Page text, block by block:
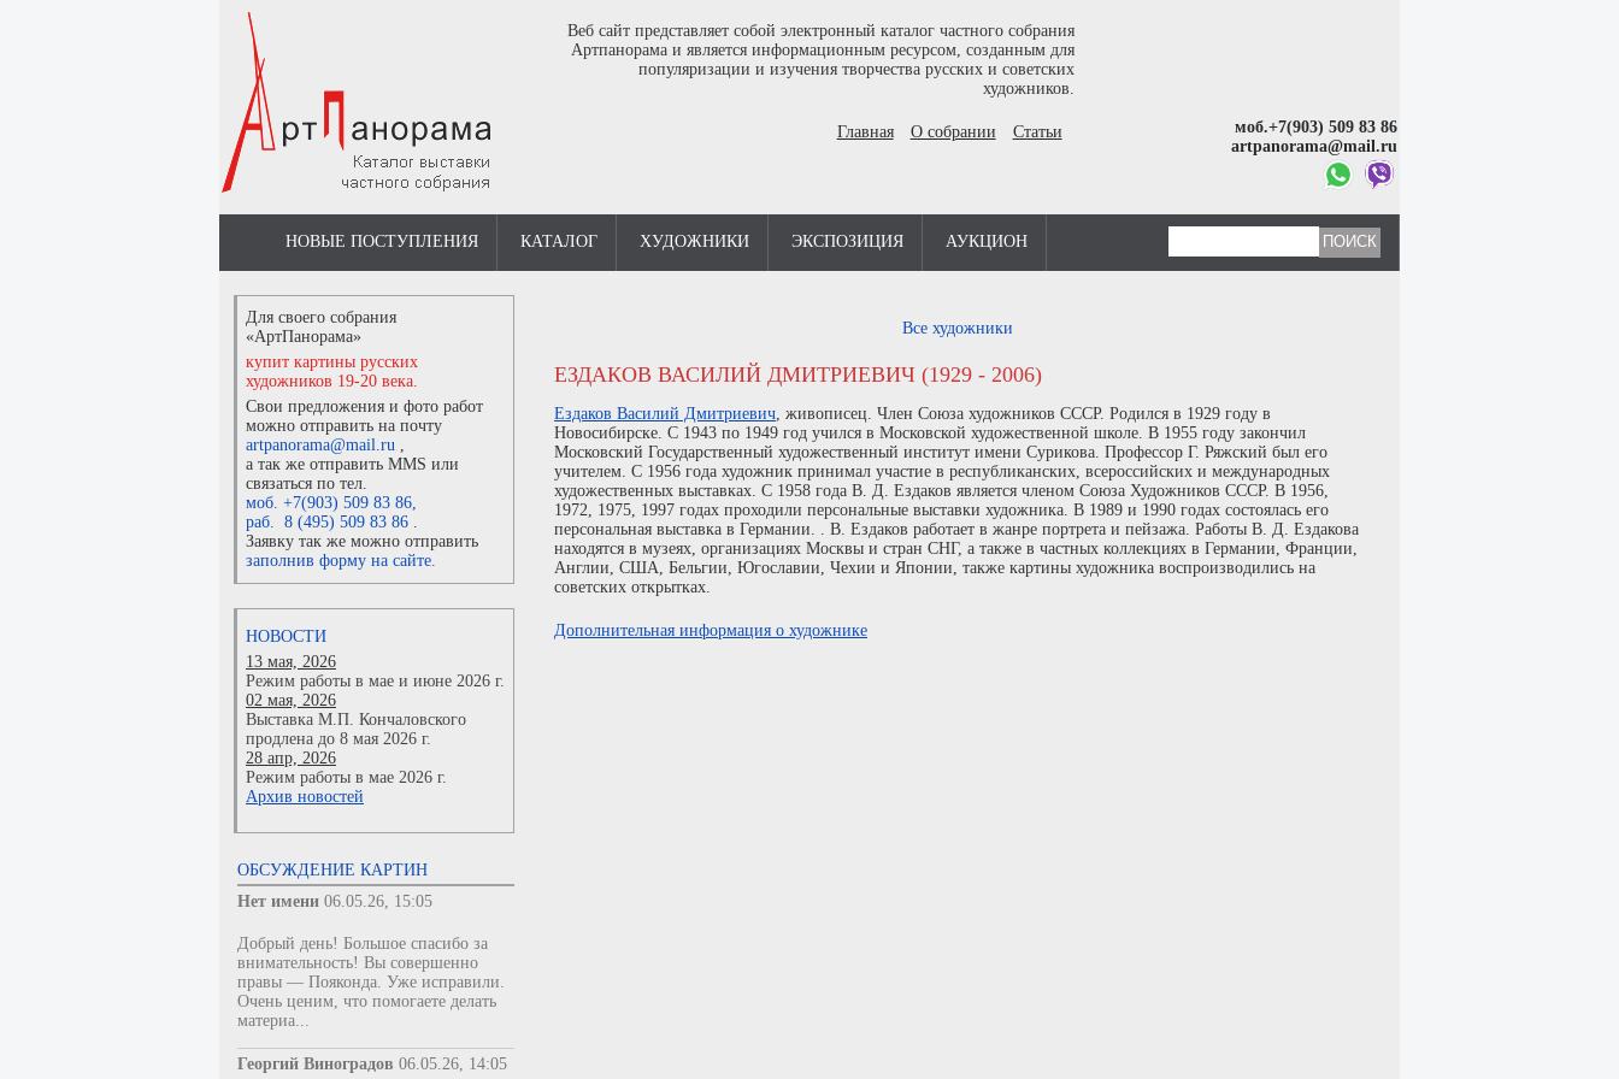
Веб сайт представляет собой электронный каталог частного собрания
Артпанорама и является информационным ресурсом, созданным для
популяризации и изучения творчества русских и советских
художников.
Главная О собрании Статьи
моб.+7(903) 509 83 86
artpanorama@mail.ru
НОВЫЕ ПОСТУПЛЕНИЯ КАТАЛОГ ХУДОЖНИКИ ЭКСПОЗИЦИЯ АУКЦИОН
Для своего собрания
«АртПанорама»
купит картины русских
художников 19-20 века.
Свои предложения и фото работ
можно отправить на почту
artpanorama@mail.ru ,
а так же отправить MMS или
связаться по тел.
моб. +7(903) 509 83 86,
раб. 8 (495) 509 83 86 .
Заявку так же можно отправить
заполнив форму на сайте.
НОВОСТИ
13 мая, 2026
Режим работы в мае и июне 2026 г.
02 мая, 2026
Выставка М.П. Кончаловского
продлена до 8 мая 2026 г.
28 апр, 2026
Режим работы в мае 2026 г.
Архив новостей
ОБСУЖДЕНИЕ КАРТИН
Нет имени 06.05.26, 15:05
Добрый день! Большое спасибо за
внимательность! Вы совершенно
правы — Пояконда. Уже исправили.
Очень ценим, что помогаете делать
материа...
Георгий Виноградов 06.05.26, 14:05
Все художники
ЕЗДАКОВ ВАСИЛИЙ ДМИТРИЕВИЧ (1929 - 2006)
Ездаков Василий Дмитриевич, живописец. Член Союза художников СССР. Родился в 1929 году в
Новосибирске. С 1943 по 1949 год учился в Московской художественной школе. В 1955 году закончил
Московский Государственный художественный институт имени Сурикова. Профессор Г. Ряжский был его
учителем. С 1956 года художник принимал участие в республиканских, всероссийских и международных
художественных выставках. С 1958 года В. Д. Ездаков является членом Союза Художников СССР. В 1956,
1972, 1975, 1997 годах проходили персональные выставки художника. В 1989 и 1990 годах состоялась его
персональная выставка в Германии. . В. Ездаков работает в жанре портрета и пейзажа. Работы В. Д. Ездакова
находятся в музеях, организациях Москвы и стран СНГ, а также в частных коллекциях в Германии, Франции,
Англии, США, Бельгии, Югославии, Чехии и Японии, также картины художника воспроизводились на
советских открытках.
Дополнительная информация о художнике